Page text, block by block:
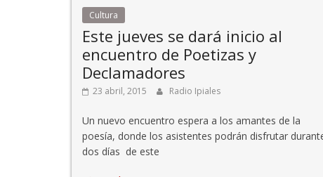
Cultura
Este jueves se dará inicio al
encuentro de Poetizas y
Declamadores
23 abril, 2015 Radio Ipiales
Un nuevo encuentro espera a los amantes de la
poesía, donde los asistentes podrán disfrutar
dos días de este